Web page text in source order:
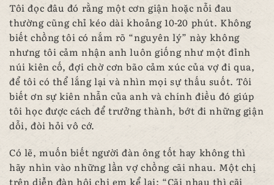
Tôi đọc đâu đó rằng một cơn giận hoặc nỗi đau
thường cũng chỉ kéo dài khoảng 10-20 phút. Không
biết chồng tôi có nắm rõ “nguyên lý” này không
nhưng tôi cảm nhận anh luôn giống như một đỉnh
núi kiên cố, đợi chờ cơn bão cảm xúc của vợ đi qua,
để tôi có thể lắng lại và nhìn mọi sự thấu suốt. Tôi
biết ơn sự kiên nhẫn của anh và chính điều đó giúp
tôi học được cách để trưởng thành, bớt đi những giận
dỗi, đòi hỏi vô cớ.
Có lẽ, muốn biết người đàn ông tốt hay không thì
hãy nhìn vào những lần vợ chồng cãi nhau. Một chị
trên diễn đàn hội chị em kể lại: “Cãi nhau thì cãi